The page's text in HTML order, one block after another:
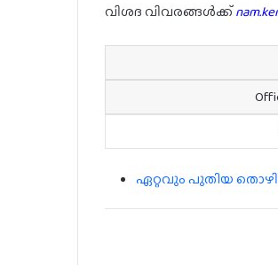
വിശദ വിവരങ്ങൾക്ക്
ഏറ്റവും പുതിയ